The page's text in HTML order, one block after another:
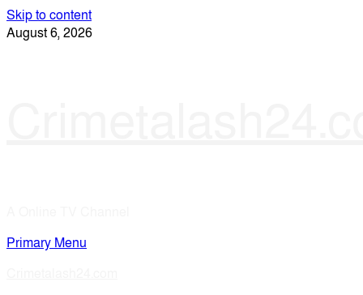
Skip to content
August 6, 2026
Primary Menu